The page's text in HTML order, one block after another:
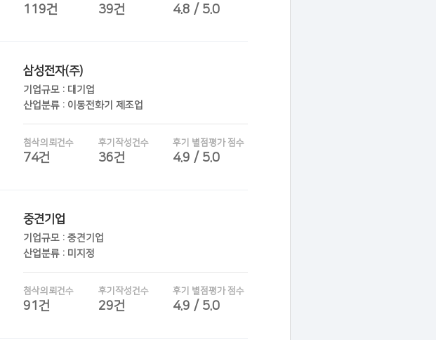
119건 39건 4.8 / 5.0
삼성전자(주)
기업규모 : 대기업
산업분류 : 이동전화기 제조업
첨삭의뢰건수
74건
후기작성건수
36건
후기 별점평가 점수
4.9 / 5.0
중견기업
기업규모 : 중견기업
산업분류 : 미지정
첨삭의뢰건수
91건
후기작성건수
29건
후기 별점평가 점수
4.9 / 5.0